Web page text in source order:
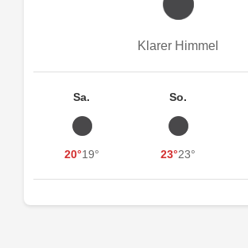
Klarer Himmel
Sa.
20°19°
So.
23°23°